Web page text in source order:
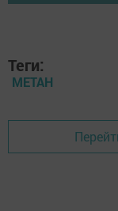
Теги:
МЕТАН